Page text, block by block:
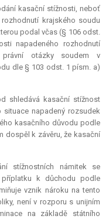
kasační stížnosti, neboť
krajského soudu
podal včas (§ 106 odst.
napadeného rozhodnutí
právní otázky soudem v
dle § 103 odst. 1 písm. a)
shledává kasační stížnost
napadený rozsudek
kasačního důvodu podle
dospěl k závěru, že kasační
stížnostních námitek se
k důchodu podle
vznik nároku na tento
není v rozporu s unijním
na základě státního